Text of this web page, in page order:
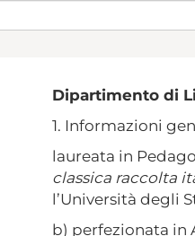
Dipartimento di
1. Informazioni
laureata in
classica raccolta
l’Università degli
b) perfezionata in